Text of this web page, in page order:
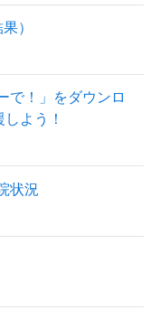
）
で！」をダウンロ
よう！
状況